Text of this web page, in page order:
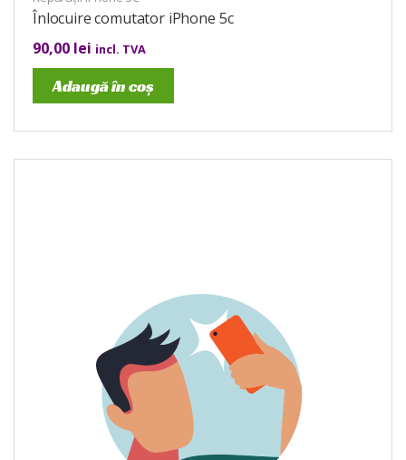
Înlocuire comutator iPhone 5c
90,00 lei incl. TVA
Adaugă în coș